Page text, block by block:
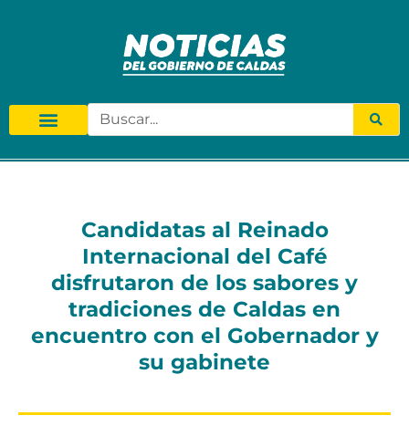
Candidatas al Reinado
Internacional del Café
disfrutaron de los sabores y
tradiciones de Caldas en
encuentro con el Gobernador y
su gabinete